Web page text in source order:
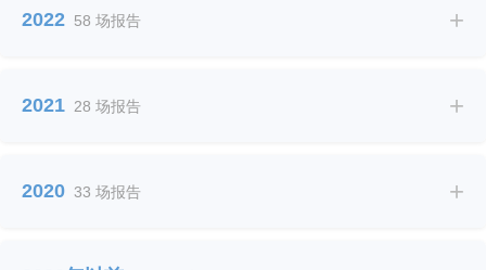
Spacetime and Its Applications
▶
Johnny Wong（黄炳钧）：Publishing with Newton:
黄旭润：Core-collapse supernovae in relation to
2022 58 场报告 +
2021 28 场报告 +
2020 33 场报告 +